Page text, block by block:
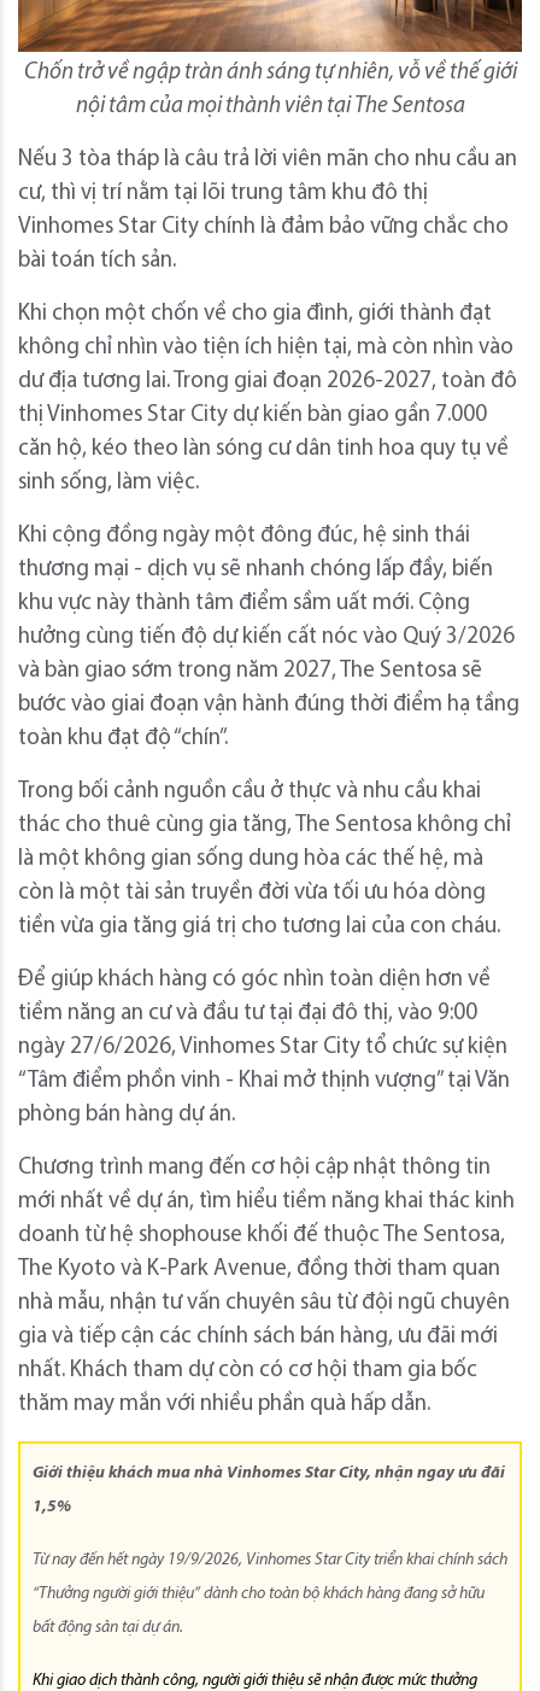
Chốn trở về ngập tràn ánh sáng tự nhiên, vỗ về thế giới
nội tâm của mọi thành viên tại The Sentosa
Nếu 3 tòa tháp là câu trả lời viên mãn cho nhu cầu an
cư, thì vị trí nằm tại lõi trung tâm khu đô thị
Vinhomes Star City chính là đảm bảo vững chắc cho
bài toán tích sản.
Khi chọn một chốn về cho gia đình, giới thành đạt
không chỉ nhìn vào tiện ích hiện tại, mà còn nhìn vào
dư địa tương lai. Trong giai đoạn 2026-2027, toàn đô
thị Vinhomes Star City dự kiến bàn giao gần 7.000
căn hộ, kéo theo làn sóng cư dân tinh hoa quy tụ về
sinh sống, làm việc.
Khi cộng đồng ngày một đông đúc, hệ sinh thái
thương mại - dịch vụ sẽ nhanh chóng lấp đầy, biến
khu vực này thành tâm điểm sầm uất mới. Cộng
hưởng cùng tiến độ dự kiến cất nóc vào Quý 3/2026
và bàn giao sớm trong năm 2027, The Sentosa sẽ
bước vào giai đoạn vận hành đúng thời điểm hạ tầng
toàn khu đạt độ “chín”.
Trong bối cảnh nguồn cầu ở thực và nhu cầu khai
thác cho thuê cùng gia tăng, The Sentosa không chỉ
là một không gian sống dung hòa các thế hệ, mà
còn là một tài sản truyền đời vừa tối ưu hóa dòng
tiền vừa gia tăng giá trị cho tương lai của con cháu.
Để giúp khách hàng có góc nhìn toàn diện hơn về
tiềm năng an cư và đầu tư tại đại đô thị, vào 9:00
ngày 27/6/2026, Vinhomes Star City tổ chức sự kiện
“Tâm điểm phồn vinh - Khai mở thịnh vượng” tại Văn
phòng bán hàng dự án.
Chương trình mang đến cơ hội cập nhật thông tin
mới nhất về dự án, tìm hiểu tiềm năng khai thác kinh
doanh từ hệ shophouse khối đế thuộc The Sentosa,
The Kyoto và K-Park Avenue, đồng thời tham quan
nhà mẫu, nhận tư vấn chuyên sâu từ đội ngũ chuyên
gia và tiếp cận các chính sách bán hàng, ưu đãi mới
nhất. Khách tham dự còn có cơ hội tham gia bốc
thăm may mắn với nhiều phần quà hấp dẫn.
Giới thiệu khách mua nhà Vinhomes Star City, nhận ngay ưu đãi
1,5%
Từ nay đến hết ngày 19/9/2026, Vinhomes Star City triển khai chính sách
“Thưởng người giới thiệu” dành cho toàn bộ khách hàng đang sở hữu
bất động sản tại dự án.
Khi giao dịch thành công, người giới thiệu sẽ nhận được mức thưởng